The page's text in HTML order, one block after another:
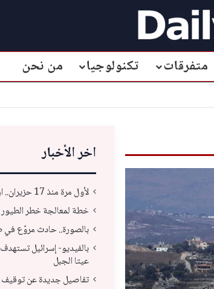
متفرقات تكنولوجيا من نحن
اخر الأخبار
لأول مرة منذ 17 حزيران.. ارتفاع جديد لأسعار الذهب!
خطة لمعالجة خطر
بالصورة.. حادث مروّع في
بالفيديو- إسرائيل
عيتا الجبل
تفاصيل جديدة عن توقيف